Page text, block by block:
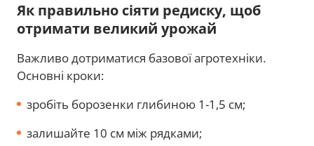
Як правильно сіяти редиску, щоб
отримати великий урожай
Важливо дотриматися базової агротехніки.
Основні кроки:
зробіть борозенки глибиною 1-1,5 см;
залишайте 10 см між рядками;